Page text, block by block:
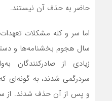
حاضر به حذف آن نیستند.
سال هجوم بخشنامه‌ها و
زیادی از صادرکنندگان
سردرگمی شدند، به گونه‌ای